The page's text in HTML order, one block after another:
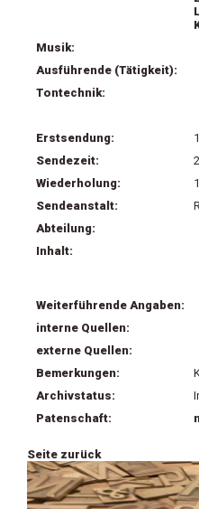
Musik:
Ausführende (Tätigkeit):
Tontechnik:
Erstsendung:
Sendezeit:
Wiederholung:
Sendeanstalt:
Abteilung:
Inhalt:
Weiterführende Angaben:
interne Quellen:
externe Quellen:
Bemerkungen:
Archivstatus:
Patenschaft:
Seite zurück